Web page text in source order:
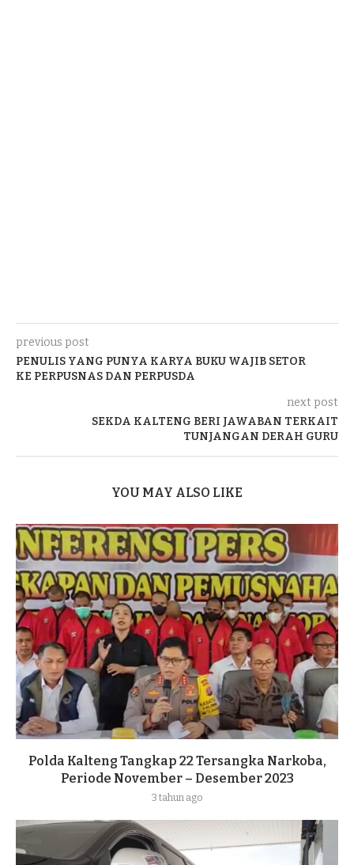
previous post
PENULIS YANG PUNYA KARYA BUKU WAJIB SETOR
KE PERPUSNAS DAN PERPUSDA
next post
SEKDA KALTENG BERI JAWABAN TERKAIT
TUNJANGAN DERAH GURU
YOU MAY ALSO LIKE
Polda Kalteng Tangkap 22 Tersangka Narkoba,
Periode November – Desember 2023
3 tahun ago